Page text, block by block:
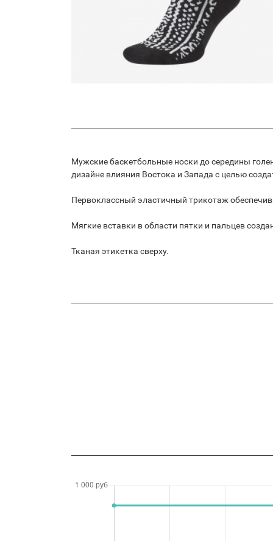
Мужские баскетбольные носки до середины
дизайне влияния Востока и Запада с целью
Первоклассный эластичный трикотаж
Мягкие вставки в области пятки и пальцев
Тканая этикетка сверху.